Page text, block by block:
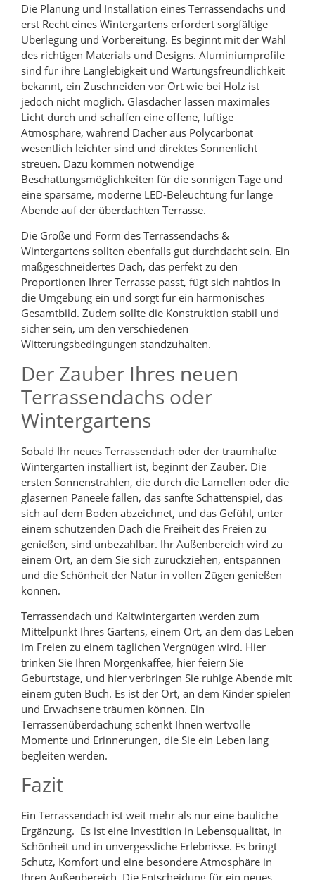
Die Planung und Installation eines Terrassendachs und
erst Recht eines Wintergartens erfordert sorgfältige
Überlegung und Vorbereitung. Es beginnt mit der Wahl
des richtigen Materials und Designs. Aluminiumprofile
sind für ihre Langlebigkeit und Wartungsfreundlichkeit
bekannt, ein Zuschneiden vor Ort wie bei Holz ist
jedoch nicht möglich. Glasdächer lassen maximales
Licht durch und schaffen eine offene, luftige
Atmosphäre, während Dächer aus Polycarbonat
wesentlich leichter sind und direktes Sonnenlicht
streuen. Dazu kommen notwendige
Beschattungsmöglichkeiten für die sonnigen Tage und
eine sparsame, moderne LED-Beleuchtung für lange
Abende auf der überdachten Terrasse.
Die Größe und Form des Terrassendachs &
Wintergartens sollten ebenfalls gut durchdacht sein. Ein
maßgeschneidertes Dach, das perfekt zu den
Proportionen Ihrer Terrasse passt, fügt sich nahtlos in
die Umgebung ein und sorgt für ein harmonisches
Gesamtbild. Zudem sollte die Konstruktion stabil und
sicher sein, um den verschiedenen
Witterungsbedingungen standzuhalten.
Der Zauber Ihres neuen
Terrassendachs oder
Wintergartens
Sobald Ihr neues Terrassendach oder der traumhafte
Wintergarten installiert ist, beginnt der Zauber. Die
ersten Sonnenstrahlen, die durch die Lamellen oder die
gläsernen Paneele fallen, das sanfte Schattenspiel, das
sich auf dem Boden abzeichnet, und das Gefühl, unter
einem schützenden Dach die Freiheit des Freien zu
genießen, sind unbezahlbar. Ihr Außenbereich wird zu
einem Ort, an dem Sie sich zurückziehen, entspannen
und die Schönheit der Natur in vollen Zügen genießen
können.
Terrassendach und Kaltwintergarten werden zum
Mittelpunkt Ihres Gartens, einem Ort, an dem das Leben
im Freien zu einem täglichen Vergnügen wird. Hier
trinken Sie Ihren Morgenkaffee, hier feiern Sie
Geburtstage, und hier verbringen Sie ruhige Abende mit
einem guten Buch. Es ist der Ort, an dem Kinder spielen
und Erwachsene träumen können. Ein
Terrassenüberdachung schenkt Ihnen wertvolle
Momente und Erinnerungen, die Sie ein Leben lang
begleiten werden.
Fazit
Ein Terrassendach ist weit mehr als nur eine bauliche
Ergänzung. Es ist eine Investition in Lebensqualität, in
Schönheit und in unvergessliche Erlebnisse. Es bringt
Schutz, Komfort und eine besondere Atmosphäre in